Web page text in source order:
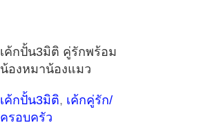
เค้กปั้น3มิติ คู่รักพร้อม
น้องหมาน้องแมว
เค้กปั้น3มิติ, เค้กคู่รัก/
ครอบครัว